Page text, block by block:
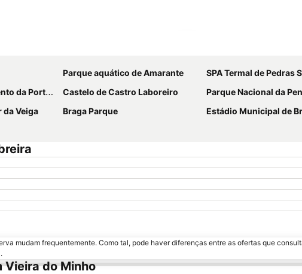
Parque aquático de Amarante
SPA Termal de Pedras
Porta Aberta Castelo de Castro Laboreiro
Parque Nacional da
da Veiga Braga Parque
Estádio Municipal de Braga -
mudam frequentemente. Como tal, pode haver diferenças entre as ofertas que
Vieira do Minho